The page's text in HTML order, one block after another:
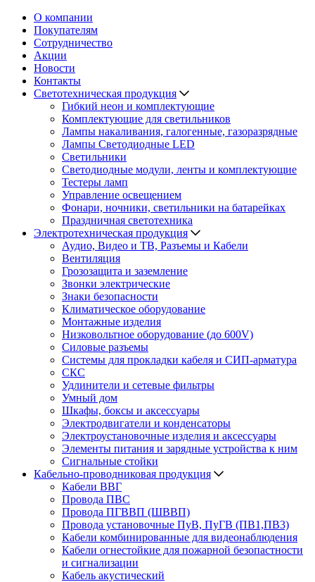
О компании
Покупателям
Сотрудничество
Акции
Новости
Контакты
Светотехническая продукция
Гибкий неон и комплектующие
Комплектующие для светильников
Лампы накаливания, галогенные, газоразрядные
Лампы Светодиодные LED
Светильники
Светодиодные модули, ленты и комплектующие
Тестеры ламп
Управление освещением
Фонари, ночники, светильники на батарейках
Праздничная светотехника
Электротехническая продукция
Аудио, Видео и ТВ, Разъемы и Кабели
Вентиляция
Грозозащита и заземление
Звонки электрические
Знаки безопасности
Климатическое оборудование
Монтажные изделия
Низковольтное оборудование (до 600V)
Силовые разъемы
Системы для прокладки кабеля и СИП-арматура
СКС
Удлинители и сетевые фильтры
Умный дом
Шкафы, боксы и аксессуары
Электродвигатели и конденсаторы
Электроустановочные изделия и аксессуары
Элементы питания и зарядные устройства к ним
Сигнальные стойки
Кабельно-проводниковая продукция
Кабели ВВГ
Провода ПВС
Провода ПГВВП (ШВВП)
Провода установочные ПуВ, ПуГВ (ПВ1,ПВ3)
Кабели комбинированные для видеонаблюдения
Кабели огнестойкие для пожарной безопастности
и сигнализации
Кабель акустический